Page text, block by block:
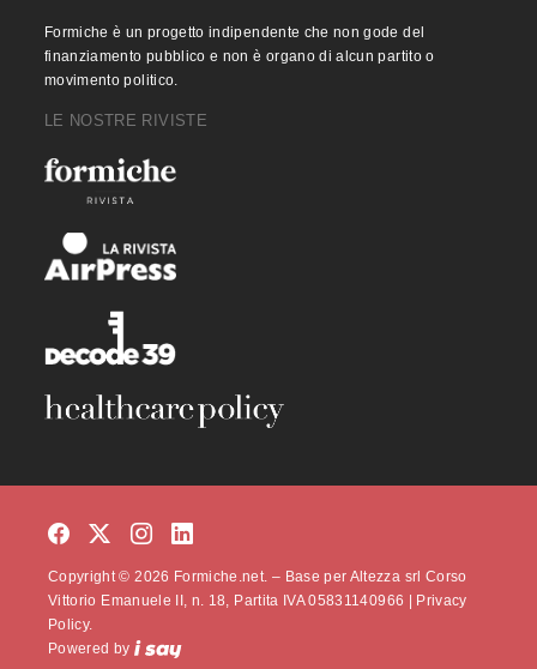
Formiche è un progetto indipendente che non gode del
finanziamento pubblico e non è organo di alcun partito o
movimento politico.
LE NOSTRE RIVISTE
Copyright © 2026 Formiche.net. – Base per Altezza srl Corso
Vittorio Emanuele II, n. 18, Partita IVA 05831140966 |
Privacy
Policy.
Powered by